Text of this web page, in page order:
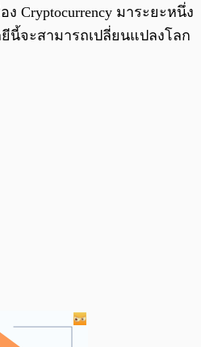
ง Cryptocurrency มาระยะหนึ่ง
นี้จะสามารถเปลี่ยนแปลงโลก